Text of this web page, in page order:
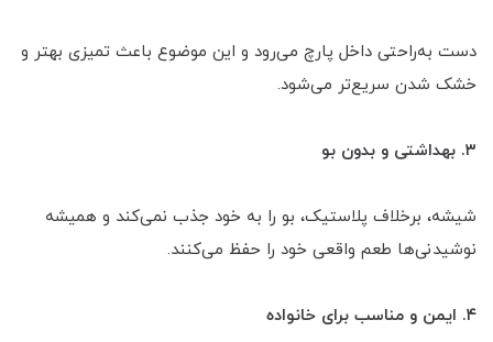
دست به‌راحتی داخل پارچ می‌رود و این موضوع باعث تمیزی بهتر و
خشک شدن سریع‌تر می‌شود.
۳. بهداشتی و بدون بو
شیشه، برخلاف پلاستیک، بو را به خود جذب نمی‌کند و همیشه
نوشیدنی‌ها طعم واقعی خود را حفظ می‌کنند.
۴. ایمن و مناسب برای خانواده